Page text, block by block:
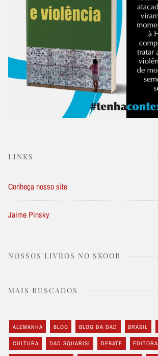
LINKS
Conheça nosso site
Jaime Pinsky
NOSSOS LIVROS NO SKOOB
MAIS BUSCADOS
ALEMANHA BLOG BLOG DA DAD BRASIL
CULTURA DAD SQUARISI DEBATE EDITORA